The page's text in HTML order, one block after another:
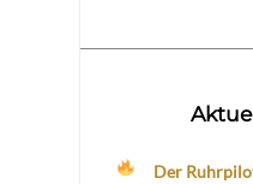
Der